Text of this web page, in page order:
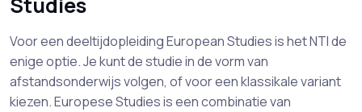
Voor een deeltijdopleiding European Studies is het NTI de
enige optie. Je kunt de studie in de vorm van
afstandsonderwijs volgen, of voor een klassikale variant
kiezen. Europese Studies is een combinatie van